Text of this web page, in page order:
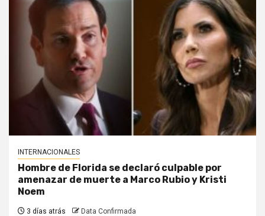
INTERNACIONALES
Hombre de Florida se declaró culpable por
amenazar de muerte a Marco Rubio y Kristi
Noem
3 días atrás Data Confirmada